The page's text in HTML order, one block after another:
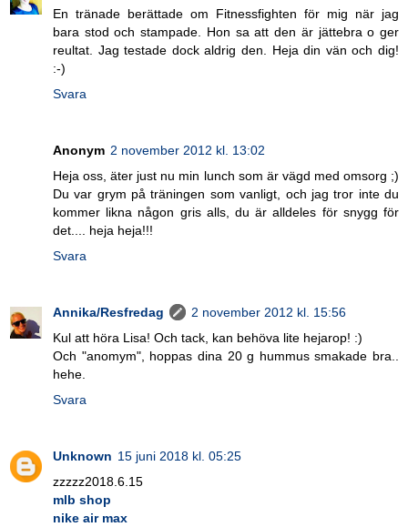
En tränade berättade om Fitnessfighten för mig när jag
bara stod och stampade. Hon sa att den är jättebra o ger
reultat. Jag testade dock aldrig den. Heja din vän och dig!
:-)
Svara
Anonym 2 november 2012 kl. 13:02
Heja oss, äter just nu min lunch som är vägd med omsorg ;)
Du var grym på träningen som vanligt, och jag tror inte du
kommer likna någon gris alls, du är alldeles för snygg för
det.... heja heja!!!
Svara
Annika/Resfredag
2 november 2012 kl. 15:56
Kul att höra Lisa! Och tack, kan behöva lite hejarop! :)
Och "anomym", hoppas dina 20 g hummus smakade bra..
hehe.
Svara
Unknown 15 juni 2018 kl. 05:25
zzzzz2018.6.15
mlb shop
nike air max